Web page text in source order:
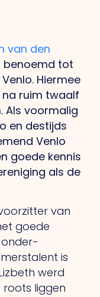
van den
benoemd tot
Hiermee
na ruim twaalf
Als voormalig
en destijds
Venlo
goede kennis
als de
van
goede
onder-
is
werd
roots liggen